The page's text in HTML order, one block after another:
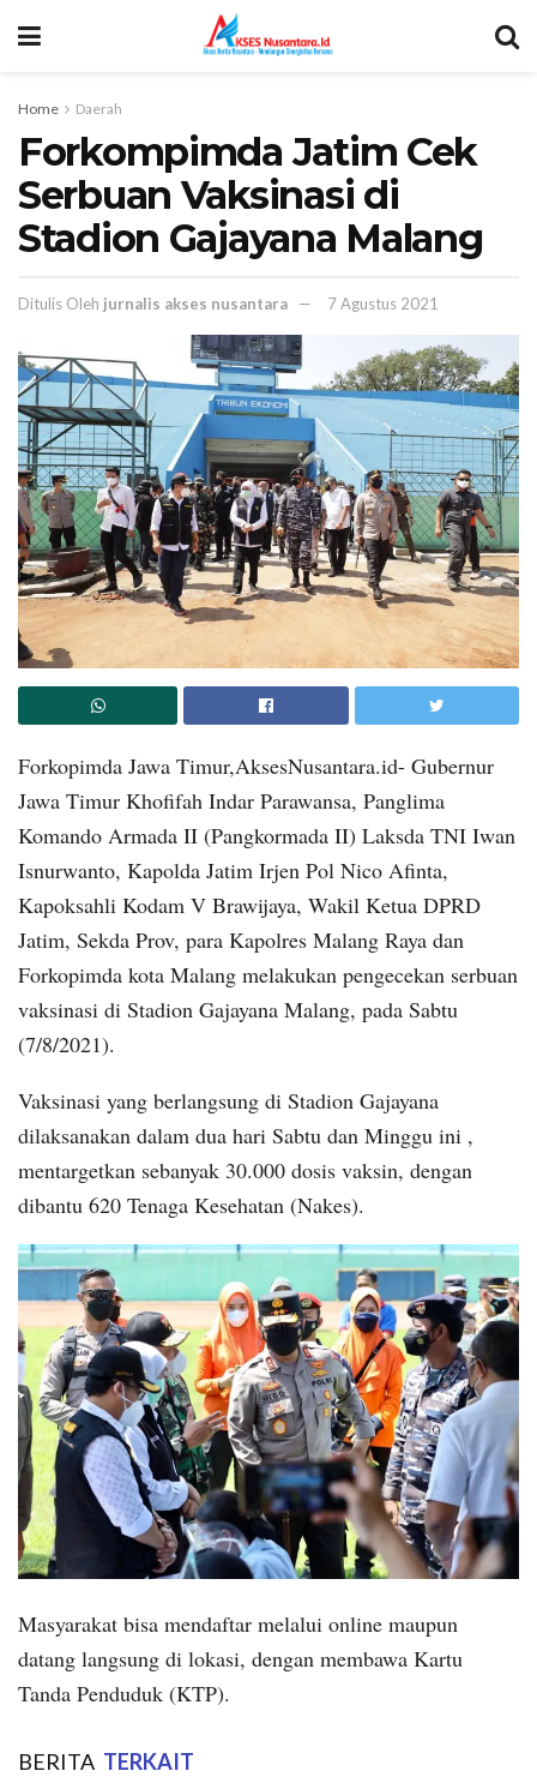
Home Daerah
Forkompimda Jatim Cek
Serbuan Vaksinasi di
Stadion Gajayana Malang
Ditulis Oleh jurnalis akses nusantara 7 Agustus 2021
Forkopimda Jawa Timur,AksesNusantara.id- Gubernur
Jawa Timur Khofifah Indar Parawansa, Panglima
Komando Armada II (Pangkormada II) Laksda TNI Iwan
Isnurwanto, Kapolda Jatim Irjen Pol Nico Afinta,
Kapoksahli Kodam V Brawijaya, Wakil Ketua DPRD
Jatim, Sekda Prov, para Kapolres Malang Raya dan
Forkopimda kota Malang melakukan pengecekan serbuan
vaksinasi di Stadion Gajayana Malang, pada Sabtu
(7/8/2021).
Vaksinasi yang berlangsung di Stadion Gajayana
dilaksanakan dalam dua hari Sabtu dan Minggu ini ,
mentargetkan sebanyak 30.000 dosis vaksin, dengan
dibantu 620 Tenaga Kesehatan (Nakes).
Masyarakat bisa mendaftar melalui online maupun
datang langsung di lokasi, dengan membawa Kartu
Tanda Penduduk (KTP).
BERITA TERKAIT